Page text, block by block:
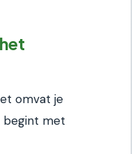
omvat je
begint met